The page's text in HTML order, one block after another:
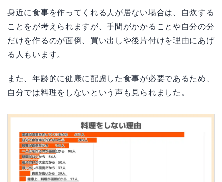
身近に食事を作ってくれる人が居ない場合は、自炊する
ことをが考えられますが、手間がかかることや自分の分
だけを作るのが面倒、買い出しや後片付けを理由にあげ
る人もいます。
また、年齢的に健康に配慮した食事が必要であるため、
自分では料理をしないという声も見られました。